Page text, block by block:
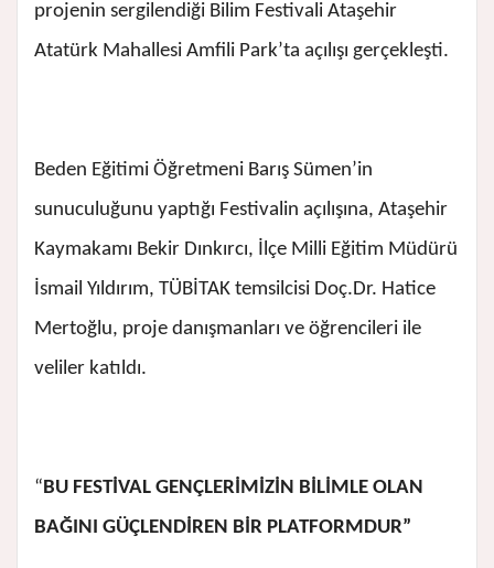
projenin sergilendiği Bilim Festivali Ataşehir
Atatürk Mahallesi Amfili Park’ta açılışı gerçekleşti.
Beden Eğitimi Öğretmeni Barış Sümen’in
sunuculuğunu yaptığı Festivalin açılışına, Ataşehir
Kaymakamı Bekir Dınkırcı, İlçe Milli Eğitim Müdürü
İsmail Yıldırım, TÜBİTAK temsilcisi Doç.Dr. Hatice
Mertoğlu, proje danışmanları ve öğrencileri ile
veliler katıldı.
“BU FESTİVAL GENÇLERİMİZİN BİLİMLE OLAN
BAĞINI GÜÇLENDİREN BİR PLATFORMDUR”